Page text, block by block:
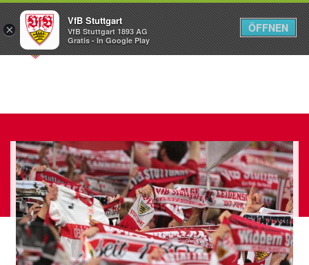
Menü
×
VfB Stuttgart
VfB Stuttgart 1893 AG
Gratis - In Google Play
ÖFFNEN